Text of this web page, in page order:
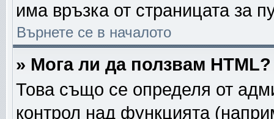
има връзка от страницата за
Върнете се в началото
» Мога ли да ползвам HTML?
Това също се определя от
контрол над функцията